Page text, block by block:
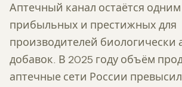
Аптечный канал остаётся
прибыльных и престижных для
производителей биологически
добавок. В 2025 году объём
аптечные сети России